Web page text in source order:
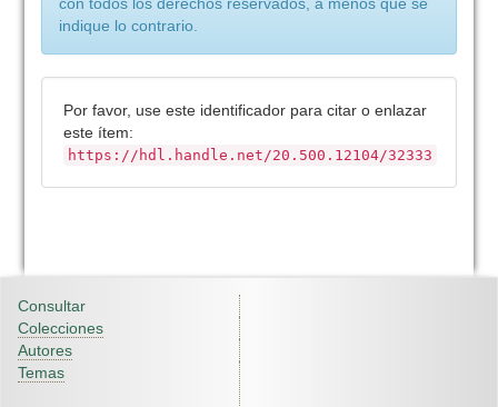
indique lo contrario.
Por favor, use este identificador para citar o enlazar
este ítem:
https://hdl.handle.net/20.500.12104/32333
Consultar
Colecciones
Autores
Temas